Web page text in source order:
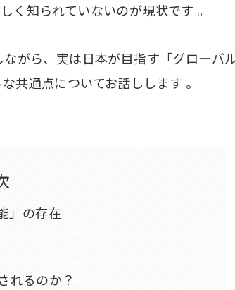
く知られていないのが現状です 。
がら、実は日本が目指す「グローバ
共通点についてお話しします 。
」の存在
れるのか？